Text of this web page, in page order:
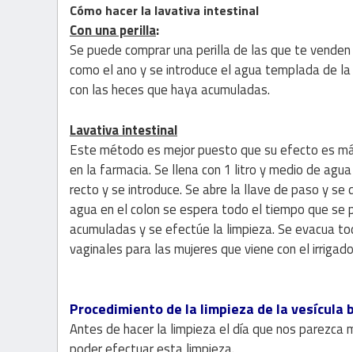
Cómo hacer la lavativa intestinal
Con una perilla:
Se puede comprar una perilla de las que te
como el ano y se introduce el agua templada de
con las heces que haya acumuladas.
Lavativa intestinal
Este método es mejor puesto que su efecto es
en la farmacia. Se llena con 1 litro y medio de
recto y se introduce. Se abre la llave de paso y
agua en el colon se espera todo el tiempo que
acumuladas y se efectúe la limpieza. Se evacua
vaginales para las mujeres que viene con el
Procedimiento de la limpieza de la vesícula
Antes de hacer la limpieza el día que nos parezca